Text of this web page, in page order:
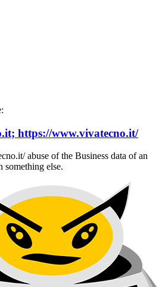
https://www.vivatecno.it/
abuse of the Business data of an
something else.